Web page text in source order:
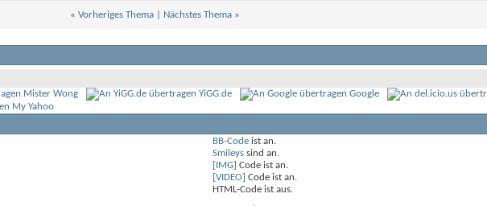
« Vorheriges Thema| Nächstes Thema »
Mister Wong YiGG.de Google
My Yahoo
BB-Codeist an.
Smileyssind an.
[IMG] Code ist an.
[VIDEO] Code ist an.
HTML-Code ist aus.